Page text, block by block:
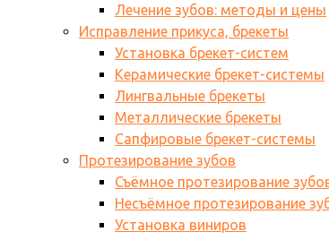
Лечение зубов: методы и цены
Исправление прикуса, брекеты
Установка брекет-систем
Керамические брекет-системы
Лингвальные брекеты
Металлические брекеты
Сапфировые брекет-системы
Протезирование зубов
Съёмное протезирование
Несъёмное протезирование
Установка виниров